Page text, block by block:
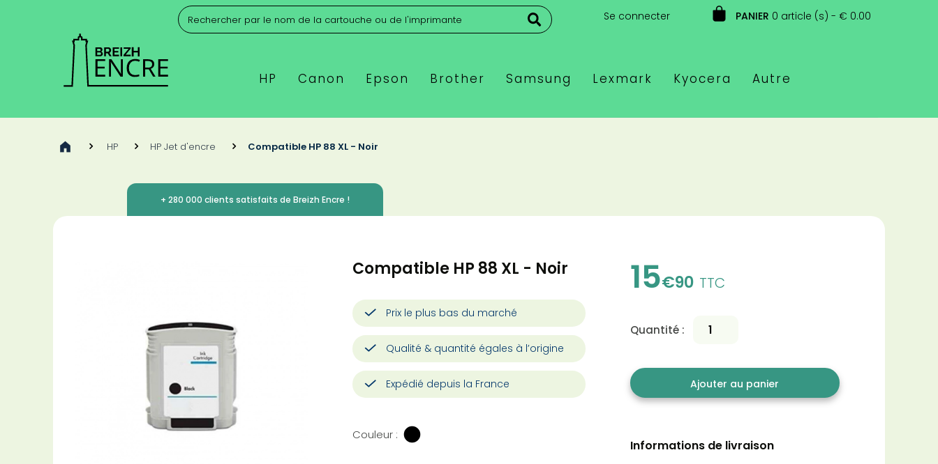
Se connecter PANIER 0 article (s) - € 0.00
HP Canon Epson Brother Samsung Lexmark Kyocera Autre
HP HP Jet d'encre Compatible HP 88 XL - Noir️
+ 280 000 clients satisfaits de Breizh Encre !
Compatible HP 88 XL - Noir️
Prix le plus bas du marché
Qualité & quantité égales à l’origine
Expédié depuis la France
Couleur :
15€90 TTC
Quantité :
Ajouter au panier
Informations de livraison